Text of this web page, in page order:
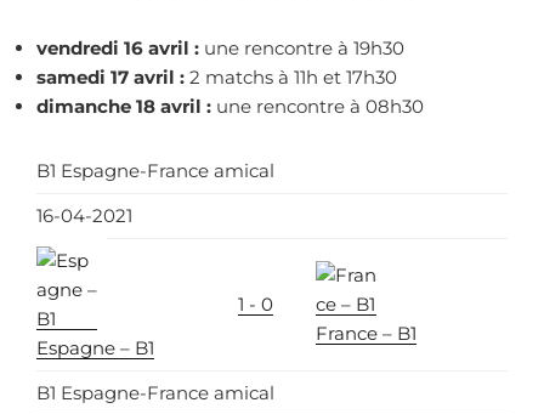
vendredi 16 avril : une rencontre à 19h30
samedi 17 avril : 2 matchs à 11h et 17h30
dimanche 18 avril : une rencontre à 08h30
B1 Espagne-France amical
16-04-2021
Espagne – B1
1 - 0
France – B1
B1 Espagne-France amical